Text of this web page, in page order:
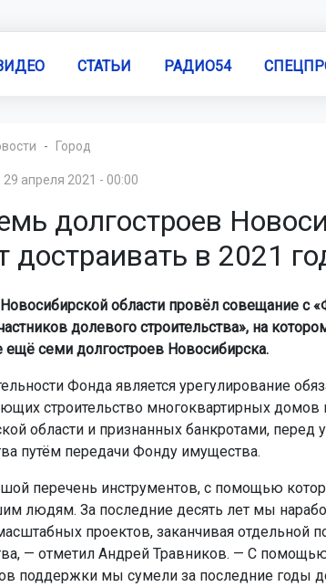
СТАТЬИ РАДИО54
Город
29 апреля 2021 - 00:00
долгостроев
достраивать в 2021
Новосибирской области провёл совещание с
долевого строительства», на
ещё семи долгостроев Новосибирска.
Фонда является урегулирование
строительство многоквартирных домов
области и признанных банкротами, перед
путём передачи Фонду имущества.
перечень инструментов, с помощью
людям. За последние десять лет мы
проектов, заканчивая отдельной
— отметил Андрей Травников. — С
поддержки мы сумели за последние годы